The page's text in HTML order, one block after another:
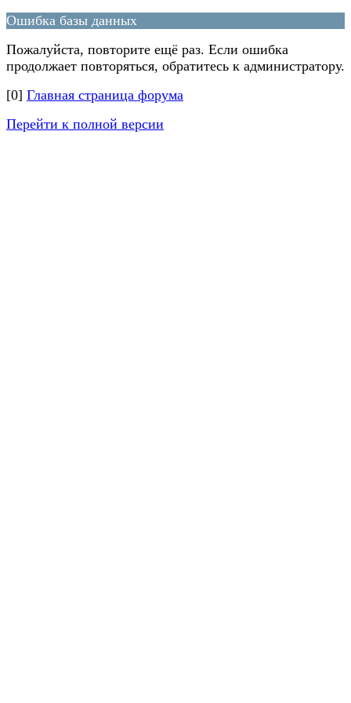
Ошибка базы данных
Пожалуйста, повторите ещё раз. Если ошибка
продолжает повторяться, обратитесь к администратору.
[0] Главная страница форума
Перейти к полной версии